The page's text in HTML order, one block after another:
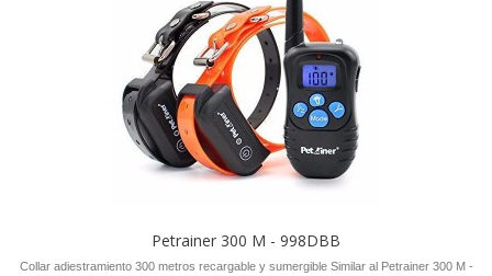
Petrainer 300 M - 998DBB
Collar adiestramiento 300 metros recargable y sumergible Similar al Petrainer 300 M -